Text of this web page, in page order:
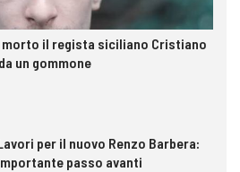
morto il regista siciliano Cristiano
un gommone
per il nuovo Renzo Barbera:
passo avanti